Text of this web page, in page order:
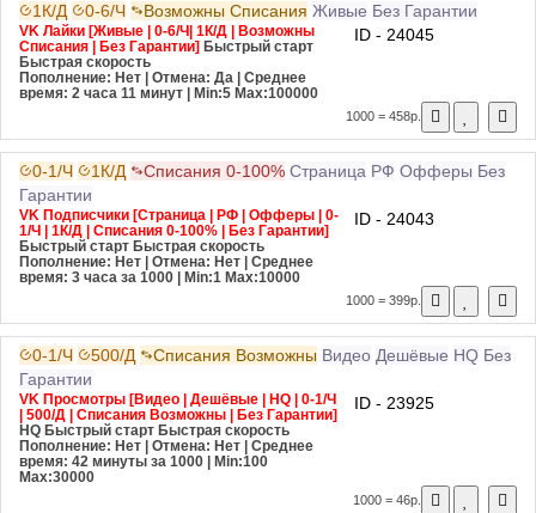
1К/Д 0-6/Ч Возможны Списания Живые Без Гарантии
VK Лайки [Живые | 0-6/Ч| 1К/Д | Возможны
Списания | Без Гарантии] Быстрый старт
Быстрая скорость
Пополнение: Нет | Отмена: Да | Среднее
время: 2 часа 11 минут
| Min:5 Max:100000
ID - 24045
1000 = 458р.
0-1/Ч 1К/Д Списания 0-100% Страница РФ Офферы Без
Гарантии
VK Подписчики [Страница | РФ | Офферы | 0-
1/Ч | 1К/Д | Списания 0-100% | Без Гарантии]
Быстрый старт Быстрая скорость
Пополнение: Нет | Отмена: Нет | Среднее
время: 3 часа за 1000
| Min:1 Max:10000
ID - 24043
1000 = 399р.
0-1/Ч 500/Д Списания Возможны Видео Дешёвые HQ Без
Гарантии
VK Просмотры [Видео | Дешёвые | HQ | 0-1/Ч
| 500/Д | Списания Возможны | Без Гарантии]
HQ Быстрый старт Быстрая скорость
Пополнение: Нет | Отмена: Нет | Среднее
время: 42 минуты за 1000
| Min:100
Max:30000
ID - 23925
1000 = 46р.